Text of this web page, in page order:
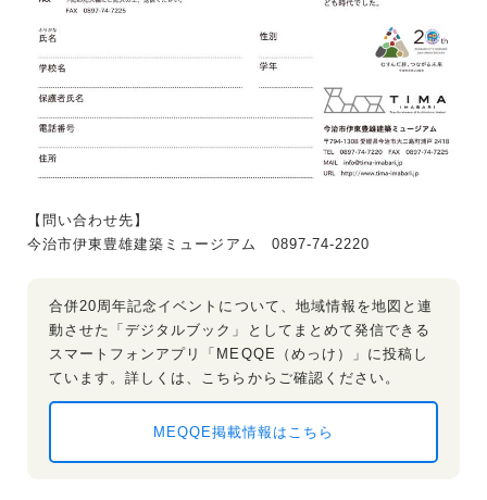
【問い合わせ先】
今治市伊東豊雄建築ミュージアム 0897-74-2220
合併20周年記念イベントについて、地域情報を地図と連
動させた「デジタルブック」としてまとめて発信できる
スマートフォンアプリ「MEQQE（めっけ）」に投稿し
ています。詳しくは、こちらからご確認ください。
MEQQE掲載情報はこちら